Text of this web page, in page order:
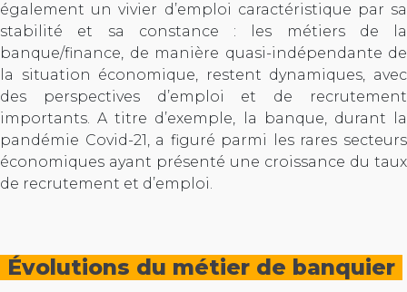
également un vivier d’emploi caractéristique par sa
stabilité et sa constance : les métiers de la
banque/finance, de manière quasi-indépendante de
la situation économique, restent dynamiques, avec
des perspectives d’emploi et de recrutement
importants. A titre d’exemple, la banque, durant la
pandémie Covid-21, a figuré parmi les rares secteurs
économiques ayant présenté une croissance du taux
de recrutement et d’emploi.
Évolutions du métier de banquier